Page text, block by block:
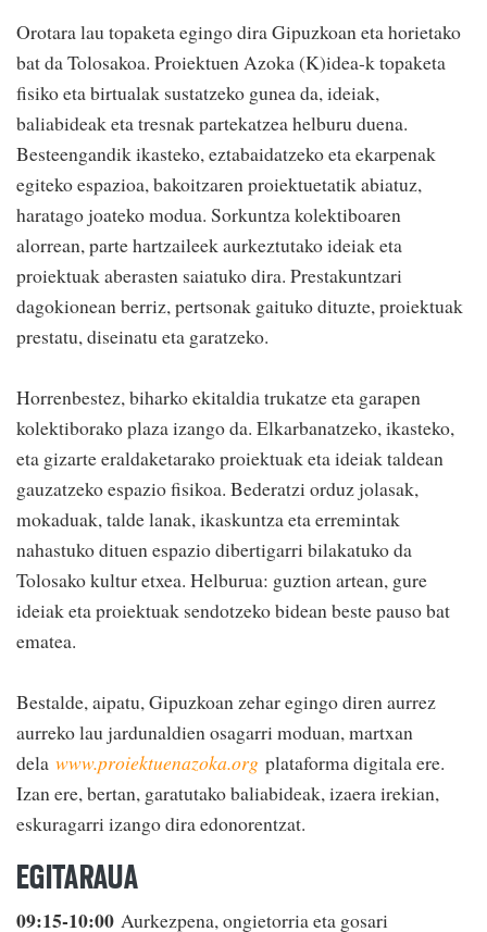
Orotara lau topaketa egingo dira Gipuzkoan eta horietako
bat da Tolosakoa. Proiektuen Azoka (K)idea-k topaketa
fisiko eta birtualak sustatzeko gunea da, ideiak,
baliabideak eta tresnak partekatzea helburu duena.
Besteengandik ikasteko, eztabaidatzeko eta ekarpenak
egiteko espazioa, bakoitzaren proiektuetatik abiatuz,
haratago joateko modua. Sorkuntza kolektiboaren
alorrean, parte hartzaileek aurkeztutako ideiak eta
proiektuak aberasten saiatuko dira. Prestakuntzari
dagokionean berriz, pertsonak gaituko dituzte, proiektuak
prestatu, diseinatu eta garatzeko.
Horrenbestez, biharko ekitaldia trukatze eta garapen
kolektiborako plaza izango da. Elkarbanatzeko, ikasteko,
eta gizarte eraldaketarako proiektuak eta ideiak taldean
gauzatzeko espazio fisikoa. Bederatzi orduz jolasak,
mokaduak, talde lanak, ikaskuntza eta erremintak
nahastuko dituen espazio dibertigarri bilakatuko da
Tolosako kultur etxea. Helburua: guztion artean, gure
ideiak eta proiektuak sendotzeko bidean beste pauso bat
ematea.
Bestalde, aipatu, Gipuzkoan zehar egingo diren aurrez
aurreko lau jardunaldien osagarri moduan, martxan
dela www.proiektuenazoka.org plataforma digitala ere.
Izan ere, bertan, garatutako baliabideak, izaera irekian,
eskuragarri izango dira edonorentzat.
EGITARAUA
09:15-10:00 Aurkezpena, ongietorria eta gosari